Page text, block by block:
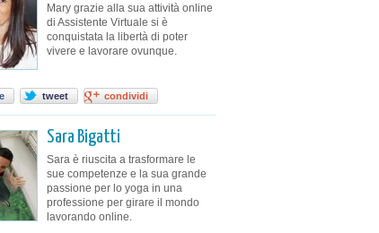
Mary grazie alla sua attività online
di Assistente Virtuale si è
conquistata la libertà di poter
vivere e lavorare ovunque.
tweet condividi
Sara Bigatti
Sara è riuscita a trasformare le
sue competenze e la sua grande
passione per lo yoga in una
professione per girare il mondo
lavorando online.